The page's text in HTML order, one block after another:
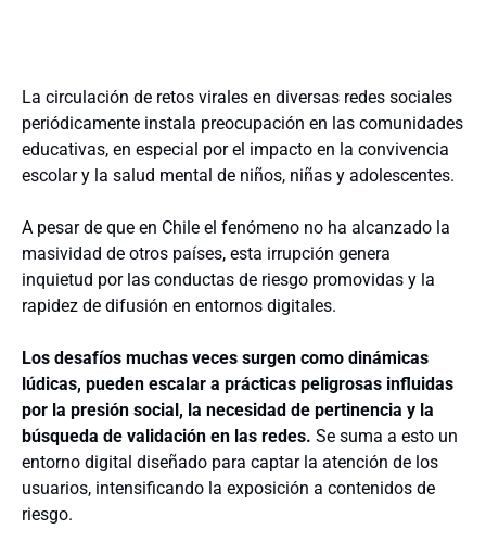
La circulación de retos virales en diversas redes sociales
periódicamente instala preocupación en las comunidades
educativas, en especial por el impacto en la convivencia
escolar y la salud mental de niños, niñas y adolescentes.
A pesar de que en Chile el fenómeno no ha alcanzado la
masividad de otros países, esta irrupción genera
inquietud por las conductas de riesgo promovidas y la
rapidez de difusión en entornos digitales.
Los desafíos muchas veces surgen como dinámicas
lúdicas, pueden escalar a prácticas peligrosas influidas
por la presión social, la necesidad de pertinencia y la
búsqueda de validación en las redes. Se suma a esto un
entorno digital diseñado para captar la atención de los
usuarios, intensificando la exposición a contenidos de
riesgo.